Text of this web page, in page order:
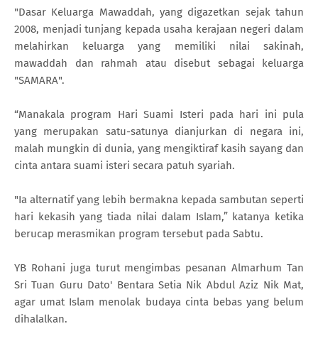
"Dasar Keluarga Mawaddah, yang digazetkan sejak tahun
2008, menjadi tunjang kepada usaha kerajaan negeri dalam
melahirkan keluarga yang memiliki nilai sakinah,
mawaddah dan rahmah atau disebut sebagai keluarga
"SAMARA".
“Manakala program Hari Suami Isteri pada hari ini pula
yang merupakan satu-satunya dianjurkan di negara ini,
malah mungkin di dunia, yang mengiktiraf kasih sayang dan
cinta antara suami isteri secara patuh syariah.
"Ia alternatif yang lebih bermakna kepada sambutan seperti
hari kekasih yang tiada nilai dalam Islam,” katanya ketika
berucap merasmikan program tersebut pada Sabtu.
YB Rohani juga turut mengimbas pesanan Almarhum Tan
Sri Tuan Guru Dato' Bentara Setia Nik Abdul Aziz Nik Mat,
agar umat Islam menolak budaya cinta bebas yang belum
dihalalkan.